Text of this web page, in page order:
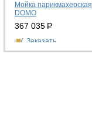
Мойка парикмахерская
DOMO
367 035Р
Заказать